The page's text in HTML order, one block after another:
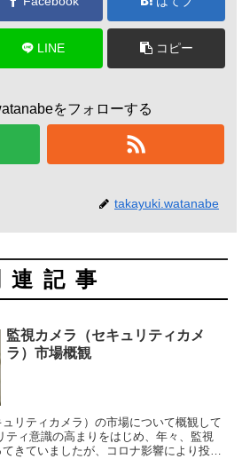
LINE コピー
をフォローする
takayuki.watanabe
連記事
監視カメラ（セキュリティカメ
ラ）市場概観
リティカメラ）の市場について概観して
ティ意識の高まりをはじめ、年々、監視
きていましたが、コロナ影響により投資